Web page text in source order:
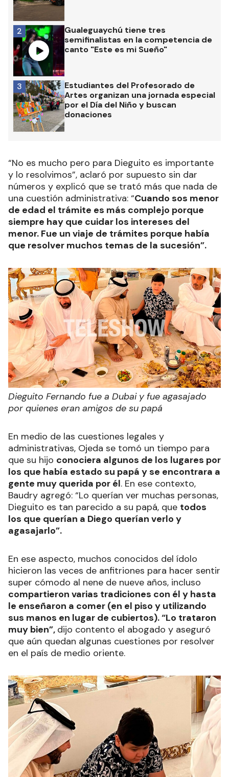
Gualeguaychú tiene tres
semifinalistas en la competencia de
canto "Este es mi Sueño"
2
Estudiantes del Profesorado de
Artes organizan una jornada especial
por el Día del Niño y buscan
donaciones
3
“No es mucho pero para Dieguito es importante
y lo resolvimos”, aclaró por supuesto sin dar
números y explicó que se trató más que nada de
una cuestión administrativa: “Cuando sos menor
de edad el trámite es más complejo porque
siempre hay que cuidar los intereses del
menor. Fue un viaje de trámites porque había
que resolver muchos temas de la sucesión”.
Dieguito Fernando fue a Dubai y fue agasajado
por quienes eran amigos de su papá
En medio de las cuestiones legales y
administrativas, Ojeda se tomó un tiempo para
que su hijo conociera algunos de los lugares por
los que había estado su papá y se encontrara a
gente muy querida por él. En ese contexto,
Baudry agregó: “Lo querían ver muchas personas,
Dieguito es tan parecido a su papá, que todos
los que querían a Diego querían verlo y
agasajarlo”.
En ese aspecto, muchos conocidos del ídolo
hicieron las veces de anfitriones para hacer sentir
super cómodo al nene de nueve años, incluso
compartieron varias tradiciones con él y hasta
le enseñaron a comer (en el piso y utilizando
sus manos en lugar de cubiertos). “Lo trataron
muy bien”, dijo contento el abogado y aseguró
que aún quedan algunas cuestiones por resolver
en el país de medio oriente.